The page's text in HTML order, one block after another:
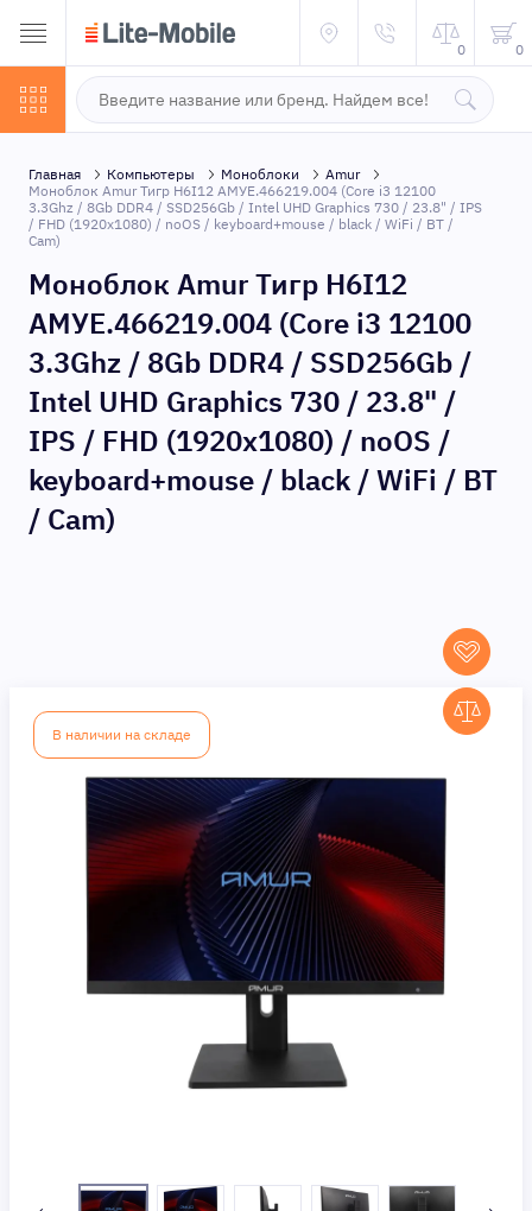
0 0
Главная Компьютеры Моноблоки
Amur
Моноблок Amur Тигр H6I12 АМУЕ.466219.004 (Core i3 12100
3.3Ghz / 8Gb DDR4 / SSD256Gb / Intel UHD Graphics 730 / 23.8" / IPS
/ FHD (1920x1080) / noOS / keyboard+mouse / black / WiFi / BT /
Cam)
Моноблок Amur Тигр H6I12
АМУЕ.466219.004 (Core i3 12100
3.3Ghz / 8Gb DDR4 / SSD256Gb /
Intel UHD Graphics 730 / 23.8" /
IPS / FHD (1920x1080) / noOS /
keyboard+mouse / black / WiFi / BT
/ Cam)
В наличии на складе